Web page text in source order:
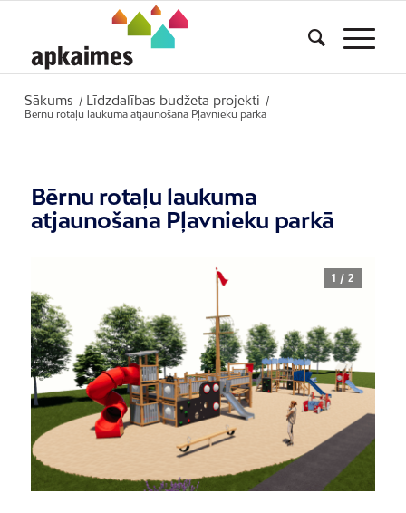
Sākums / Līdzdalības budžeta projekti
/
Bērnu rotaļu laukuma atjaunošana Pļavnieku parkā
Bērnu rotaļu laukuma
atjaunošana Pļavnieku parkā
1 / 2